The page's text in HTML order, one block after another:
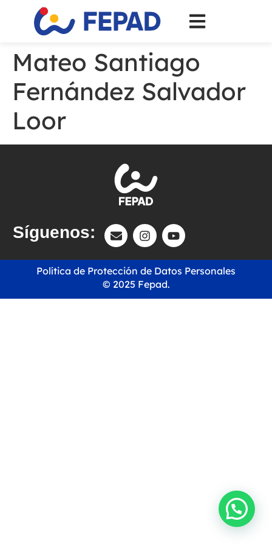
Mateo Santiago
Fernández Salvador
Loor
Síguenos:
© 2025 Fepad.
Política de Protección de Datos Personales